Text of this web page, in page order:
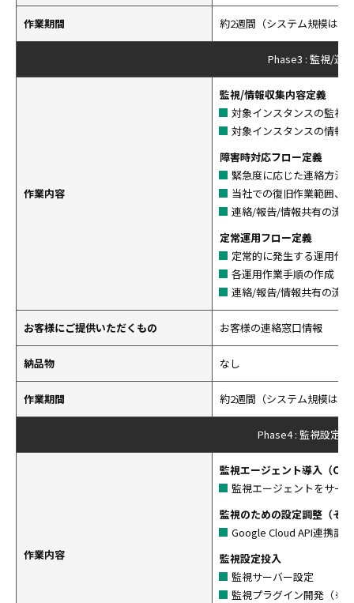
作業期間 約2週間（システム規模は
Phase3 : 監視/運
作業内容
監視/情報収集内容定義
対象インスタンスの監視
対象インスタンスの情報
障害時対応フロー定義
緊急度に応じた連絡方法
当社での復旧作業範囲、
連絡/報告/情報共有の流
定常運用フロー定義
定常的に発生する運用作
各運用作業手順の作成
連絡/報告/情報共有の流
お客様にご提供いただくもの お客様の連絡窓口情報
納品物 なし
作業期間 約2週間（システム規模は
Phase4 : 監視設定/
作業内容
監視エージェント導入（
監視エージェントをサー
監視のための設定調整（そ
Google Cloud API連携調整
監視設定投入
監視サーバー設定
監視プラグイン開発（※